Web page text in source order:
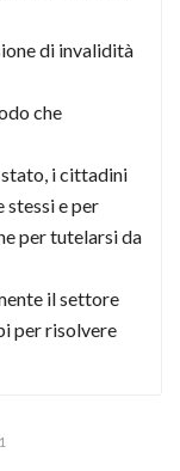
di invalidità
che
stato, i cittadini
e per
per tutelarsi da
il settore
per risolvere